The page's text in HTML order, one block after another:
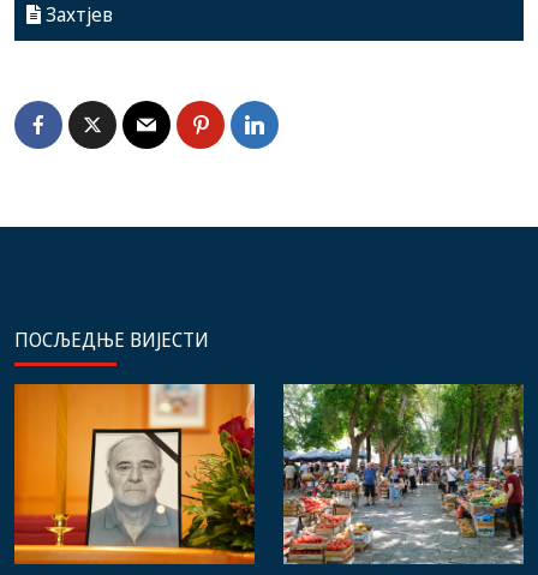
Захтјев
ПОСЉЕДЊЕ ВИЈЕСТИ